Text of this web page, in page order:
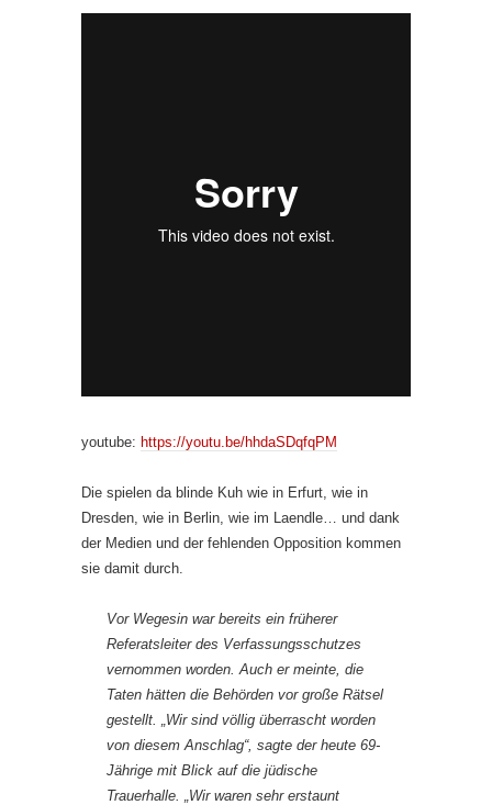
youtube: https://youtu.be/hhdaSDqfqPM
Die spielen da blinde Kuh wie in Erfurt, wie in
Dresden, wie in Berlin, wie im Laendle… und dank
der Medien und der fehlenden Opposition kommen
sie damit durch.
Vor Wegesin war bereits ein früherer
Referatsleiter des Verfassungsschutzes
vernommen worden. Auch er meinte, die
Taten hätten die Behörden vor große Rätsel
gestellt. „Wir sind völlig überrascht worden
von diesem Anschlag“, sagte der heute 69-
Jährige mit Blick auf die jüdische
Trauerhalle. „Wir waren sehr erstaunt